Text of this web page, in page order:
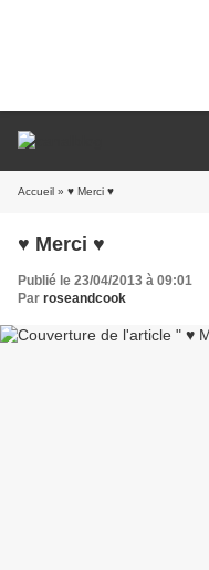
Accueil » ♥ Merci ♥
♥ Merci ♥
Publié le 23/04/2013 à 09:01
Par roseandcook